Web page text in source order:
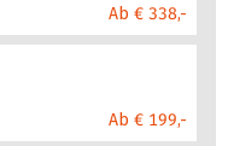
Ab € 338,-
Ab € 199,-